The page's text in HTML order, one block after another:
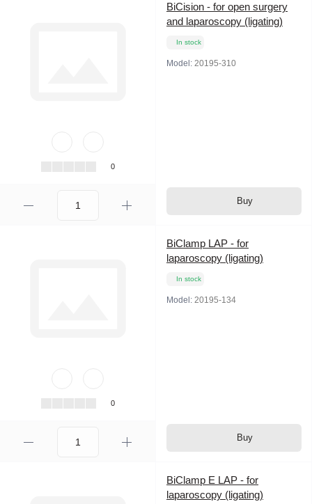
0
BiCision - for open surgery
and laparoscopy (ligating)
In stock
Model: 20195-310
Buy
0
BiClamp LAP - for
laparoscopy (ligating)
In stock
Model: 20195-134
Buy
BiClamp E LAP - for
laparoscopy (ligating)